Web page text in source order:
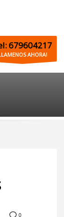
679604217
AHORA!
0